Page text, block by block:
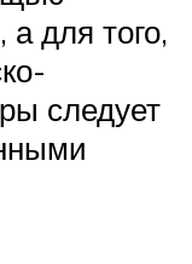
для того,
следует